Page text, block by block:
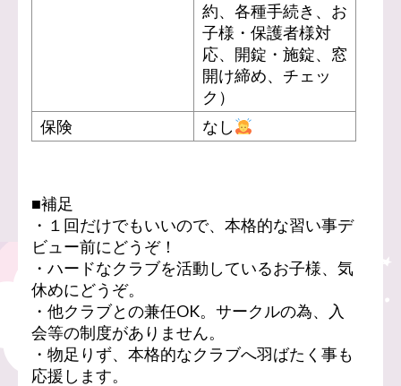
約、各種手続き、お
子様・保護者様対
応、開錠・施錠、窓
開け締め、チェッ
ク）
保険
なし
■補足
・１回だけでもいいので、本格的な習い事デ
ビュー前にどうぞ！
・ハードなクラブを活動しているお子様、気
休めにどうぞ。
・他クラブとの兼任OK。サークルの為、入
会等の制度がありません。
・物足りず、本格的なクラブへ羽ばたく事も
応援します。